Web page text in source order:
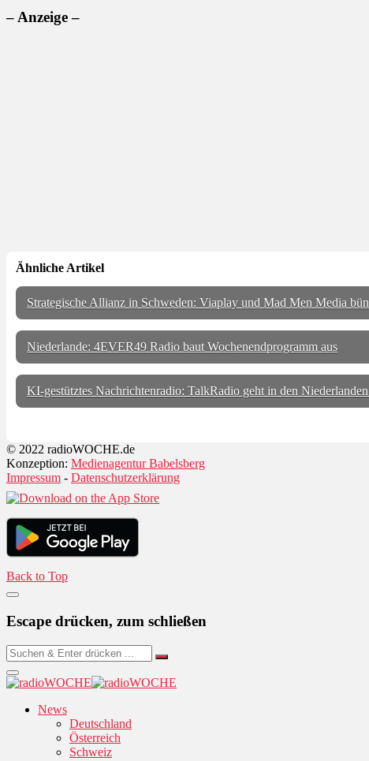
– Anzeige –
Ähnliche Artikel
Strategische Allianz in Schweden: Viaplay und Mad Men Media
Niederlande: 4EVER49 Radio baut Wochenendprogramm aus
KI-gestütztes Nachrichtenradio: TalkRadio geht in den
© 2022 radioWOCHE.de
Konzeption: Medienagentur Babelsberg
Impressum - Datenschutzerklärung
Back to Top
Escape drücken, zum schließen
News
Deutschland
Österreich
Schweiz